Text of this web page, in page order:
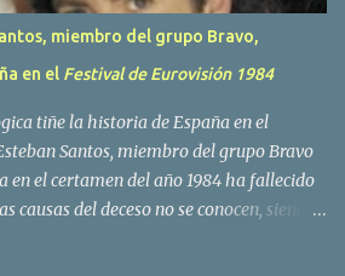
miembro del grupo Bravo,
en el Festival de Eurovisión 1984
tiñe la historia de España en el
Santos, miembro del grupo Bravo
en el certamen del año 1984 ha fallecido
causas del deceso no se conocen, siendo